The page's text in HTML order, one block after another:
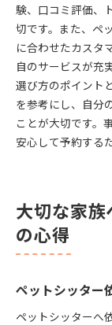
験、口コミ評価、
切です。また、ペ
に合わせたカスタ
自のサービスが充
選び方のポイント
を参考にし、自分
ことが大切です。
安心して予約する
大切な家
の心得
ペットシッター
ペットシッターへ